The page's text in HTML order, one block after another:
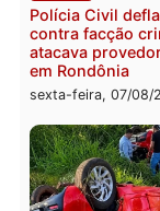
de
2
sexta-